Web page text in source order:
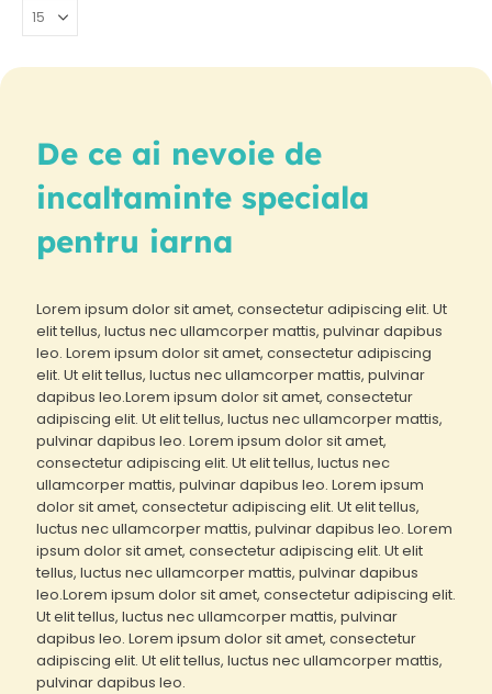
De ce ai nevoie de
incaltaminte speciala
pentru iarna
Lorem ipsum dolor sit amet, consectetur adipiscing elit. Ut
elit tellus, luctus nec ullamcorper mattis, pulvinar dapibus
leo. Lorem ipsum dolor sit amet, consectetur adipiscing
elit. Ut elit tellus, luctus nec ullamcorper mattis, pulvinar
dapibus leo.Lorem ipsum dolor sit amet, consectetur
adipiscing elit. Ut elit tellus, luctus nec ullamcorper mattis,
pulvinar dapibus leo. Lorem ipsum dolor sit amet,
consectetur adipiscing elit. Ut elit tellus, luctus nec
ullamcorper mattis, pulvinar dapibus leo. Lorem ipsum
dolor sit amet, consectetur adipiscing elit. Ut elit tellus,
luctus nec ullamcorper mattis, pulvinar dapibus leo. Lorem
ipsum dolor sit amet, consectetur adipiscing elit. Ut elit
tellus, luctus nec ullamcorper mattis, pulvinar dapibus
leo.Lorem ipsum dolor sit amet, consectetur adipiscing elit.
Ut elit tellus, luctus nec ullamcorper mattis, pulvinar
dapibus leo. Lorem ipsum dolor sit amet, consectetur
adipiscing elit. Ut elit tellus, luctus nec ullamcorper mattis,
pulvinar dapibus leo.